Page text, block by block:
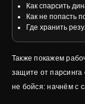
Как спарсить
Как не попасть
Где хранить
Также покажем
защите от парсинга
не бойся: начнём с